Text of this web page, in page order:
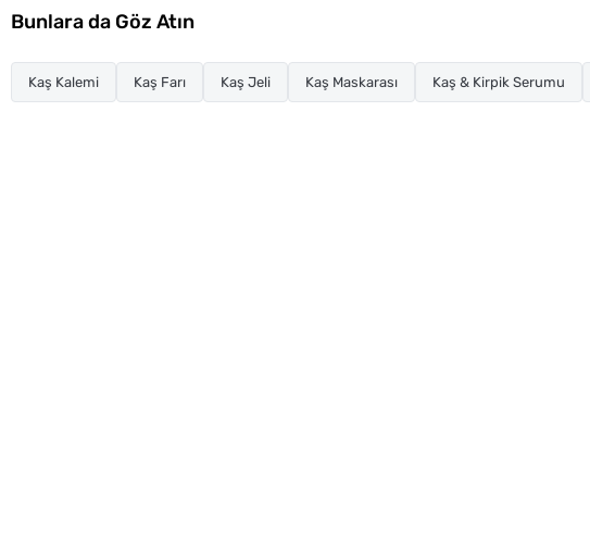
Bunlara da Göz Atın
Kaş Kalemi Kaş Farı Kaş Jeli Kaş Maskarası Kaş & Kirpik Serumu